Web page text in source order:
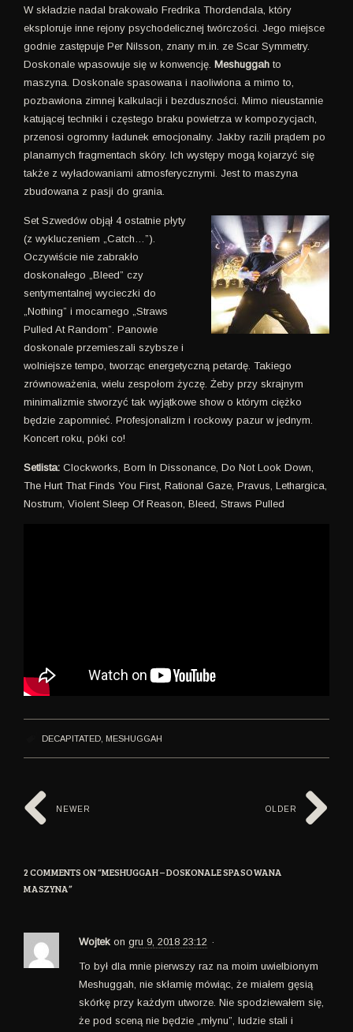
W składzie nadal brakowało Fredrika Thordendala, który
eksploruje inne rejony psychodelicznej twórczości. Jego miejsce
godnie zastępuje Per Nilsson, znany m.in. ze Scar Symmetry.
Doskonale wpasowuje się w konwencję. Meshuggah to
maszyna. Doskonale spasowana i naoliwiona a mimo to,
pozbawiona zimnej kalkulacji i bezduszności. Mimo nieustannie
katującej techniki i częstego braku powietrza w kompozycjach,
przenosi ogromny ładunek emocjonalny. Jakby razili prądem po
planarnych fragmentach skóry. Ich występy mogą kojarzyć się
także z wyładowaniami atmosferycznymi. Jest to maszyna
zbudowana z pasji do grania.
Set Szwedów objął 4 ostatnie płyty
(z wykluczeniem „Catch…”).
Oczywiście nie zabrakło
doskonałego „Bleed” czy
sentymentalnej wycieczki do
„Nothing” i mocarnego „Straws
Pulled At Random”. Panowie
doskonale przemieszali szybsze i
wolniejsze tempo, tworząc energetyczną petardę. Takiego
zrównoważenia, wielu zespołom życzę. Żeby przy skrajnym
minimalizmie stworzyć tak wyjątkowe show o którym ciężko
będzie zapomnieć. Profesjonalizm i rockowy pazur w jednym.
Koncert roku, póki co!
Setlista: Clockworks, Born In Dissonance, Do Not Look Down,
The Hurt That Finds You First, Rational Gaze, Pravus, Lethargica,
Nostrum, Violent Sleep Of Reason, Bleed, Straws Pulled
DECAPITATED, MESHUGGAH
OLDER
NEWER
2 COMMENTS ON “MESHUGGAH – DOSKONALE SPASOWANA
MASZYNA”
Wojtek on gru 9, 2018 23:12 ·
To był dla mnie pierwszy raz na moim uwielbionym
Meshuggah, nie skłamię mówiąc, że miałem gęsią
skórkę przy każdym utworze. Nie spodziewałem się,
że pod sceną nie będzie „młynu”, ludzie stali i